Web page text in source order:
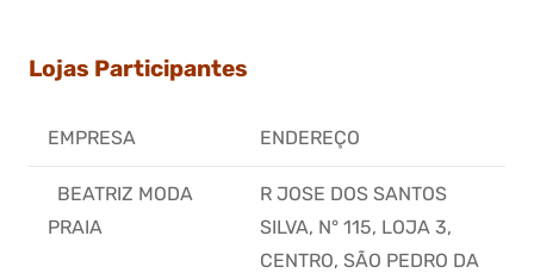
Lojas Participantes
EMPRESA ENDEREÇO
BEATRIZ MODA
PRAIA
R JOSE DOS SANTOS
SILVA, N° 115, LOJA 3,
CENTRO, SÃO PEDRO DA